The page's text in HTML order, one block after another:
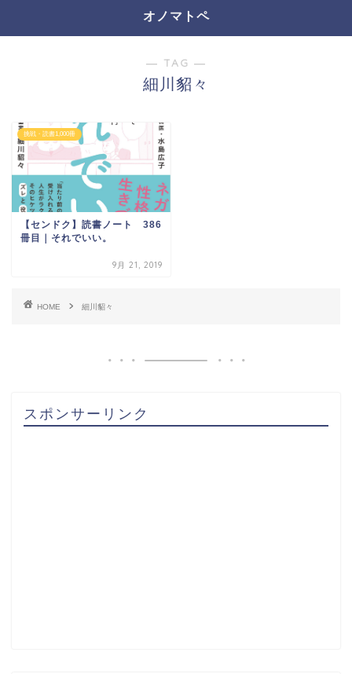
オノマトペ
― TAG ―
細川貂々
挑戦・読書1,000冊
【センドク】読書ノート 386
冊目｜それでいい。
9月 21, 2019
HOME 細川貂々
スポンサーリンク